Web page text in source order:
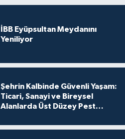
İBB Eyüpsultan Meydanını
Yeniliyor
Şehrin Kalbinde Güvenli Yaşam:
Ticari, Sanayi ve Bireysel
Alanlarda Üst Düzey Pest